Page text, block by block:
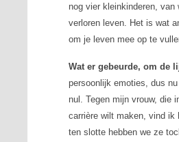
nog vier kleinkinderen,
verloren leven. Het is wat
om je leven mee op te
Wat er gebeurde, om de
persoonlijk emoties, dus
nul. Tegen mijn vrouw, die
carrière wilt maken, vind ik
ten slotte hebben we ze